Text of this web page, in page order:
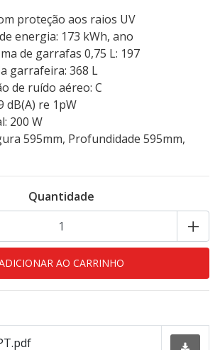
proteção aos raios UV
energia: 173 kWh, ano
de garrafas 0,75 L: 197
garrafeira: 368 L
de ruído aéreo: C
dB(A) re 1pW
200 W
595mm, Profundidade 595mm,
Quantidade
+